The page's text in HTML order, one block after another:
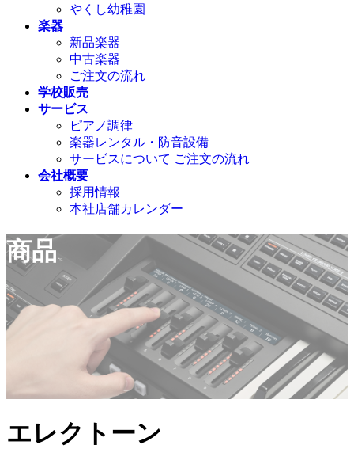
やくし幼稚園
楽器
新品楽器
中古楽器
ご注文の流れ
学校販売
サービス
ピアノ調律
楽器レンタル・防音設備
サービスについて ご注文の流れ
会社概要
採用情報
本社店舗カレンダー
商品
エレクトーン